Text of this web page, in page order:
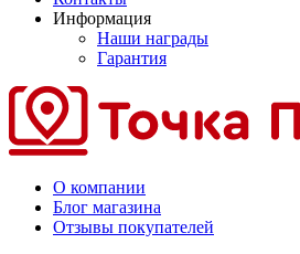
Информация
Наши награды
Гарантия
О компании
Блог магазина
Отзывы покупателей